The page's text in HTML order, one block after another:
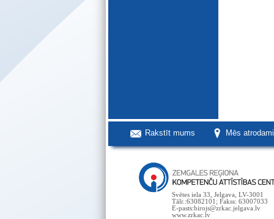
Rakstīt mums Mēs
Svētes iela 33, Jelgava, LV-3001
Tālr.:63082101; Fakss: 63007033
E-pasts:birojs@zrkac.jelgava.lv
www.zrkac.lv